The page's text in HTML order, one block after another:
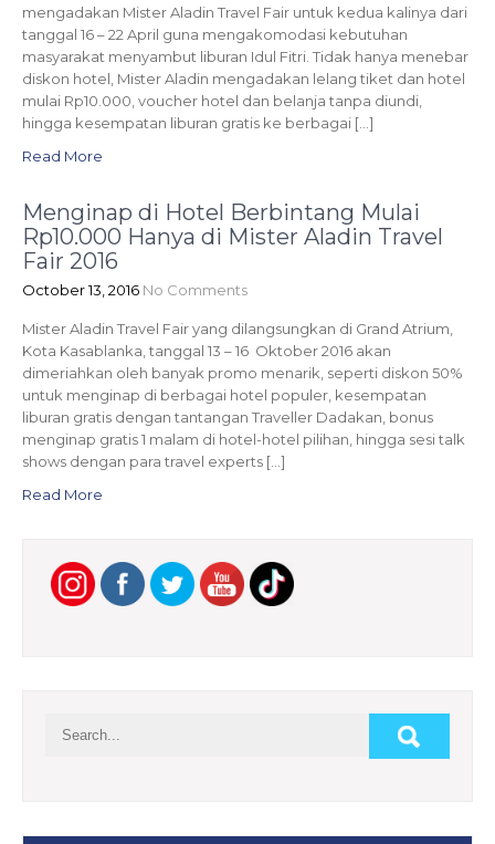
mengadakan Mister Aladin Travel Fair untuk kedua kalinya dari
tanggal 16 – 22 April guna mengakomodasi kebutuhan
masyarakat menyambut liburan Idul Fitri. Tidak hanya menebar
diskon hotel, Mister Aladin mengadakan lelang tiket dan hotel
mulai Rp10.000, voucher hotel dan belanja tanpa diundi,
hingga kesempatan liburan gratis ke berbagai […]
Read More
Menginap di Hotel Berbintang Mulai
Rp10.000 Hanya di Mister Aladin Travel
Fair 2016
October 13, 2016 No Comments
Mister Aladin Travel Fair yang dilangsungkan di Grand Atrium,
Kota Kasablanka, tanggal 13 – 16 Oktober 2016 akan
dimeriahkan oleh banyak promo menarik, seperti diskon 50%
untuk menginap di berbagai hotel populer, kesempatan
liburan gratis dengan tantangan Traveller Dadakan, bonus
menginap gratis 1 malam di hotel-hotel pilihan, hingga sesi talk
shows dengan para travel experts […]
Read More